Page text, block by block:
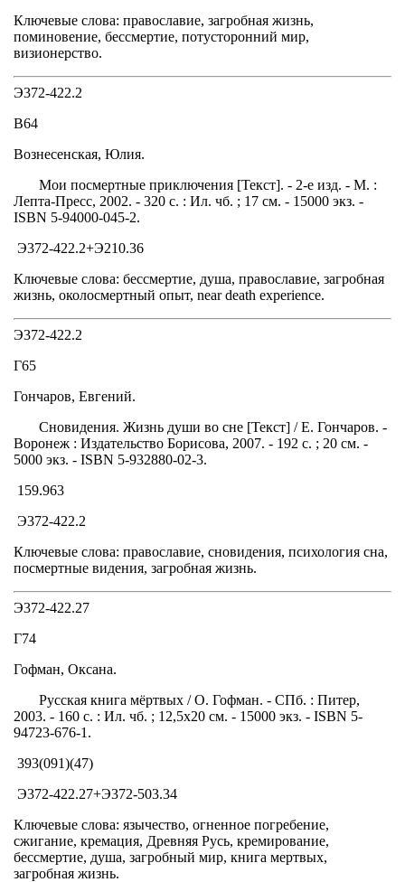
Ключевые слова: православие, загробная жизнь,
поминовение, бессмертие, потусторонний мир,
визионерство.
Э372-422.2
В64
Вознесенская, Юлия.
Мои посмертные приключения [Текст]. - 2-е изд. - М. :
Лепта-Пресс, 2002. - 320 с. : Ил. чб. ; 17 см. - 15000 экз. -
ISBN 5-94000-045-2.
Э372-422.2+Э210.36
Ключевые слова: бессмертие, душа, православие, загробная
жизнь, околосмертный опыт, near death experience.
Э372-422.2
Г65
Гончаров, Евгений.
Сновидения. Жизнь души во сне [Текст] / Е. Гончаров. -
Воронеж : Издательство Борисова, 2007. - 192 с. ; 20 см. -
5000 экз. - ISBN 5-932880-02-3.
159.963
Э372-422.2
Ключевые слова: православие, сновидения, психология сна,
посмертные видения, загробная жизнь.
Э372-422.27
Г74
Гофман, Оксана.
Русская книга мёртвых / О. Гофман. - СПб. : Питер,
2003. - 160 с. : Ил. чб. ; 12,5х20 см. - 15000 экз. - ISBN 5-
94723-676-1.
393(091)(47)
Э372-422.27+Э372-503.34
Ключевые слова: язычество, огненное погребение,
сжигание, кремация, Древняя Русь, кремирование,
бессмертие, душа, загробный мир, книга мертвых,
загробная жизнь.